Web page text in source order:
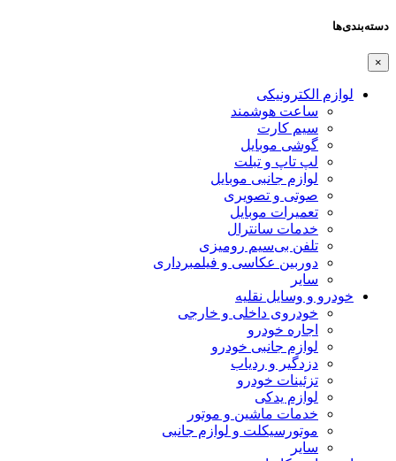
دسته‌بندی‌ها
×
لوازم الکترونیکی
ساعت هوشمند
سیم کارت
گوشی موبایل
لپ تاپ و تبلت
لوازم جانبی موبایل
صوتی و تصویری
تعمیرات موبایل
خدمات سانترال
تلفن بی‌سیم رومیزی
دوربین عکاسی و فیلمبرداری
سایر
خودرو و وسایل نقلیه
خودروی داخلی و خارجی
اجاره خودرو
لوازم جانبی خودرو
دزدگیر و ردیاب
تزئینات خودرو
لوازم یدکی
خدمات ماشین و موتور
موتورسیکلت و لوازم جانبی
سایر